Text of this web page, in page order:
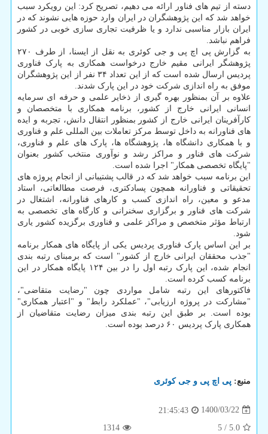
دسته از تیم های فناور ارائه می دهیم، تصریح کرد: این رویکرد سبب
خواهد شد که این پژوهشگران در ایران وارد حوزه هایی نشوند که در
ایران بازار مناسبی ندارد و یا ظرفیت تجاری سازی خوبی در کشور
فراهم نباشد.
به گزارش پی اچ پی و جی کوئری به نقل از ایسنا، از طرف ۲۷۰
پژوهشگر ایرانی مقیم خارج درخواست همکاری به پارک فناوری
پردیس ارسال شده است که از این تعداد ۳۴ نفر از این پژوهشگران
موفق به راه اندازی شرکت خود در این پارک شدند.
علاوه بر آن بمنظور بهره گیری از ذخایر علمی و حرفه ای سرمایه
انسانی ایرانی خارج از کشور، برنامه همکاری با متخصصان و
کارآفرینان ایرانی خارج از کشور بمنظور انتقال دانش، تجربه و ایده
های فناورانه به داخل توسط مرکز تعاملات بین المللی علم و فناوری
و با همکاری دانشگاه ها، پژوهشگاه ها، پارک های علم و فناوری،
شرکت های فناور و مراکز رشد و نوآوری منتخب کشور بعنوان
"پایگاه تخصصی همکار" اجرا شده است.
این برنامه سبب خواهد شد که در قالب پشتیبانی از انجام پروژه های
تحقیقاتی و فناورانه همچون پسادکتری، فرصت مطالعاتی، استاد
مدعو و معین، راه اندازی کسب و کارهای فناورانه، اشتغال در
شرکت های فناور و برگزاری سخنرانی و کارگاه های تخصصی به
ارتباط مؤثر متخصص و مراکز علمی و فناوری برگزیده کشور یاری
شود.
بر این اساس پارک فناوری پردیس یکی از پایگاه های همکار برنامه
"جذب محققان ایرانی خارج از کشور" است که برمبنای رتبه بندی
انجام شده، این پارک رتبه اول را در بین ۱۲۴ پایگاه همکار در این
برنامه کسب کرده است.
فاکتورهای این رتبه شامل مواردی چون "رضایت متقاضی"،
"مشارکت در پروژه ارزیابی"، "عملکرد رابط" و "اعتبار همکاری"
بوده است. بر طبق این رتبه بندی میزان رضایت متقاضیان از
همکاری پارک پردیس ۶۰ درصد بوده است.
منبع: پی اچ پی و جی كوئری
1400/03/22
21:45:43
5.0
/
5
1314